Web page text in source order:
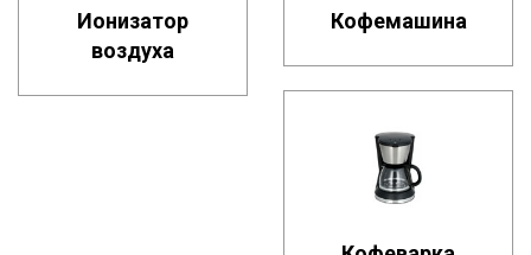
Ионизатор
воздуха
Кофемашина